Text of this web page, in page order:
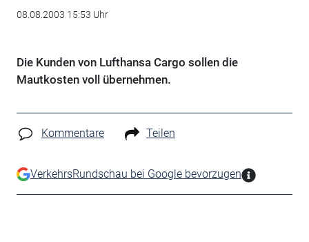
08.08.2003 15:53 Uhr
Die Kunden von Lufthansa Cargo sollen die
Mautkosten voll übernehmen.
Kommentare Teilen
VerkehrsRundschau bei Google bevorzugen